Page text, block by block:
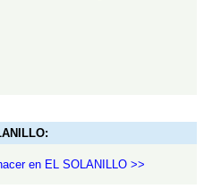
en EL SOLANILLO >>